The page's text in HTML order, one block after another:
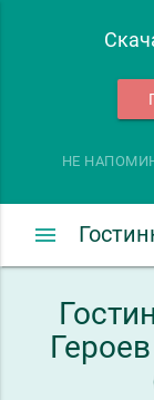
НЕ
menu